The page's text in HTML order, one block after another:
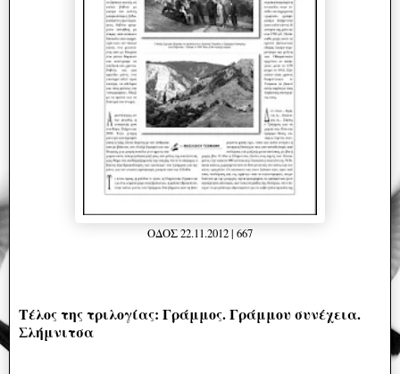
ΟΔΟΣ 22.11.2012 | 667
Τέλος της τριλογίας: Γράμμος. Γράμμου συνέχεια.
Σλήμνιτσα